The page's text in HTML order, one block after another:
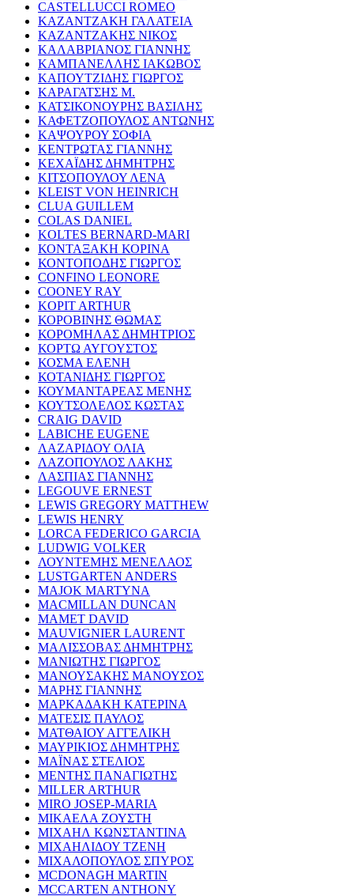
CASTELLUCCI ROMEO
ΚΑΖΑΝΤΖΑΚΗ ΓΑΛΑΤΕΙΑ
ΚΑΖΑΝΤΖΑΚΗΣ ΝΙΚΟΣ
ΚΑΛΑΒΡΙΑΝΟΣ ΓΙΑΝΝΗΣ
ΚΑΜΠΑΝΕΛΛΗΣ ΙΑΚΩΒΟΣ
ΚΑΠΟΥΤΖΙΔΗΣ ΓΙΩΡΓΟΣ
ΚΑΡΑΓΑΤΣΗΣ Μ.
ΚΑΤΣΙΚΟΝΟΥΡΗΣ ΒΑΣΙΛΗΣ
ΚΑΦΕΤΖΟΠΟΥΛΟΣ ΑΝΤΩΝΗΣ
ΚΑΨΟΥΡΟΥ ΣΟΦΙΑ
ΚΕΝΤΡΩΤΑΣ ΓΙΑΝΝΗΣ
ΚΕΧΑΪΔΗΣ ΔΗΜΗΤΡΗΣ
ΚΙΤΣΟΠΟΥΛΟΥ ΛΕΝΑ
KLEIST VON HEINRICH
CLUA GUILLEM
COLAS DANIEL
KOLTES BERNARD-MARI
ΚΟΝΤΑΞΑΚΗ ΚΟΡΙΝΑ
ΚΟΝΤΟΠΟΔΗΣ ΓΙΩΡΓΟΣ
CONFINO LEONORE
COONEY RAY
KOPIT ARTHUR
ΚΟΡΟΒΙΝΗΣ ΘΩΜΑΣ
ΚΟΡΟΜΗΛΑΣ ΔΗΜΗΤΡΙΟΣ
ΚΟΡΤΩ ΑΥΓΟΥΣΤΟΣ
ΚΟΣΜΑ ΕΛΕΝΗ
ΚΟΤΑΝΙΔΗΣ ΓΙΩΡΓΟΣ
ΚΟΥΜΑΝΤΑΡΕΑΣ ΜΕΝΗΣ
ΚΟΥΤΣΟΛΕΛΟΣ ΚΩΣΤΑΣ
CRAIG DAVID
LABICHE EUGENE
ΛΑΖΑΡΙΔΟΥ ΟΛΙΑ
ΛΑΖΟΠΟΥΛΟΣ ΛΑΚΗΣ
ΛΑΣΠΙΑΣ ΓΙΑΝΝΗΣ
LEGOUVE ERNEST
LEWIS GREGORY MATTHEW
LEWIS HENRY
LORCA FEDERICO GARCIA
LUDWIG VOLKER
ΛΟΥΝΤΕΜΗΣ ΜΕΝΕΛΑΟΣ
LUSTGARTEN ANDERS
MAJOK MARTYNA
MACMILLAN DUNCAN
MAMET DAVID
MAUVIGNIER LAURENT
ΜΑΛΙΣΣΟΒΑΣ ΔΗΜΗΤΡΗΣ
ΜΑΝΙΩΤΗΣ ΓΙΩΡΓΟΣ
ΜΑΝΟΥΣΑΚΗΣ ΜΑΝΟΥΣΟΣ
ΜΑΡΗΣ ΓΙΑΝΝΗΣ
ΜΑΡΚΑΔΑΚΗ ΚΑΤΕΡΙΝΑ
ΜΑΤΕΣΙΣ ΠΑΥΛΟΣ
ΜΑΤΘΑΙΟΥ ΑΓΓΕΛΙΚΗ
ΜΑΥΡΙΚΙΟΣ ΔΗΜΗΤΡΗΣ
ΜΑΪΝΑΣ ΣΤΕΛΙΟΣ
ΜΕΝΤΗΣ ΠΑΝΑΓΙΩΤΗΣ
MILLER ARTHUR
MIRO JOSEP-MARIA
ΜΙΚΑΕΛΑ ΖΟΥΣΤΗ
ΜΙΧΑΗΛ ΚΩΝΣΤΑΝΤΙΝΑ
ΜΙΧΑΗΛΙΔΟΥ ΤΖΕΝΗ
ΜΙΧΑΛΟΠΟΥΛΟΣ ΣΠΥΡΟΣ
MCDONAGH MARTIN
MCCARTEN ANTHONY